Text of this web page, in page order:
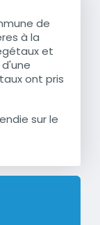
de
à la
et
ont pris
sur le